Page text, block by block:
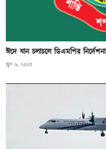
ঈদে যান চলাচলে ডিএমপির নির্দেশনা
জুন ৬, ২০২৫